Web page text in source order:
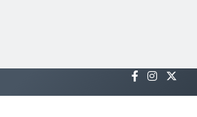
to